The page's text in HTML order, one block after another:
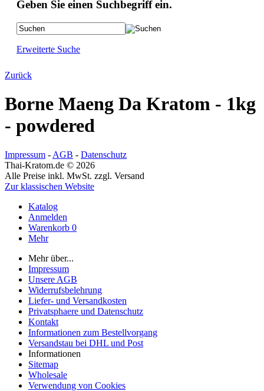
Geben Sie einen Suchbegriff ein.
Erweiterte Suche
Zurück
Borne Maeng Da Kratom - 1kg
- powdered
Impressum - AGB - Datenschutz
Thai-Kratom.de © 2026
Alle Preise inkl. MwSt. zzgl. Versand
Zur klassischen Website
Katalog
Anmelden
Warenkorb 0
Mehr
Mehr über...
Impressum
Unsere AGB
Widerrufsbelehrung
Liefer- und Versandkosten
Privatsphaere und Datenschutz
Kontakt
Informationen zum Bestellvorgang
Versandstau bei DHL und Post
Informationen
Sitemap
Wholesale
Verwendung von Cookies